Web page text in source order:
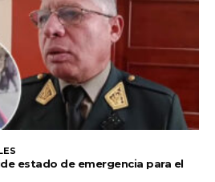
estado de emergencia para el